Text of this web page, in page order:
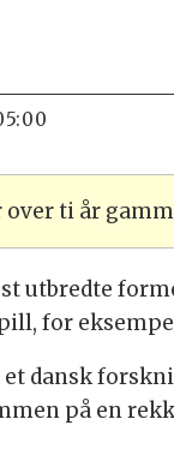
ti år
utbredte
for
dansk
på en